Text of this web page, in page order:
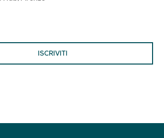
ISCRIVITI